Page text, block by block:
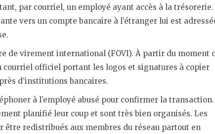
par courriel, un employé ayant accès à la trésorerie.
vers un compte bancaire à l’étranger lui est
de virement international (FOVI). À partir du moment
courriel officiel portant les logos et signatures à copier
d’institutions bancaires.
à l’employé abusé pour confirmer la transaction.
planifié leur coup et sont très bien organisés. Les
redistribués aux membres du réseau partout en